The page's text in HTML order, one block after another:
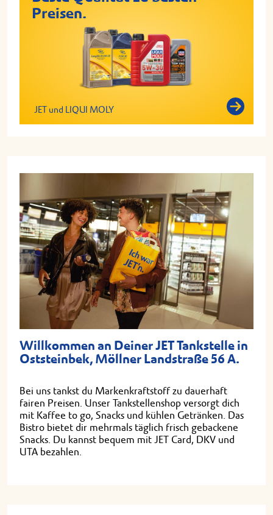
Preisen.
JET und LIQUI MOLY
Willkommen an Deiner JET Tankstelle in
Oststeinbek, Möllner Landstraße 56 A.
Bei uns tankst du Markenkraftstoff zu dauerhaft
fairen Preisen. Unser Tankstellenshop versorgt dich
mit Kaffee to go, Snacks und kühlen Getränken. Das
Bistro bietet dir mehrmals täglich frisch gebackene
Snacks. Du kannst bequem mit JET Card, DKV und
UTA bezahlen.